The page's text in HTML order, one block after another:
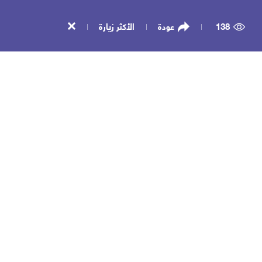
138 عودة الأكثر زيارة